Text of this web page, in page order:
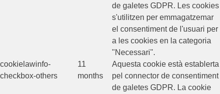
de galetes GDPR. Les cookies
s'utilitzen per emmagatzemar
el consentiment de l'usuari per
a les cookies en la categoria
"Necessari".
cookielawinfo-
checkbox-others
11
months
Aquesta cookie està establerta
pel connector de consentiment
de galetes GDPR. La cookie